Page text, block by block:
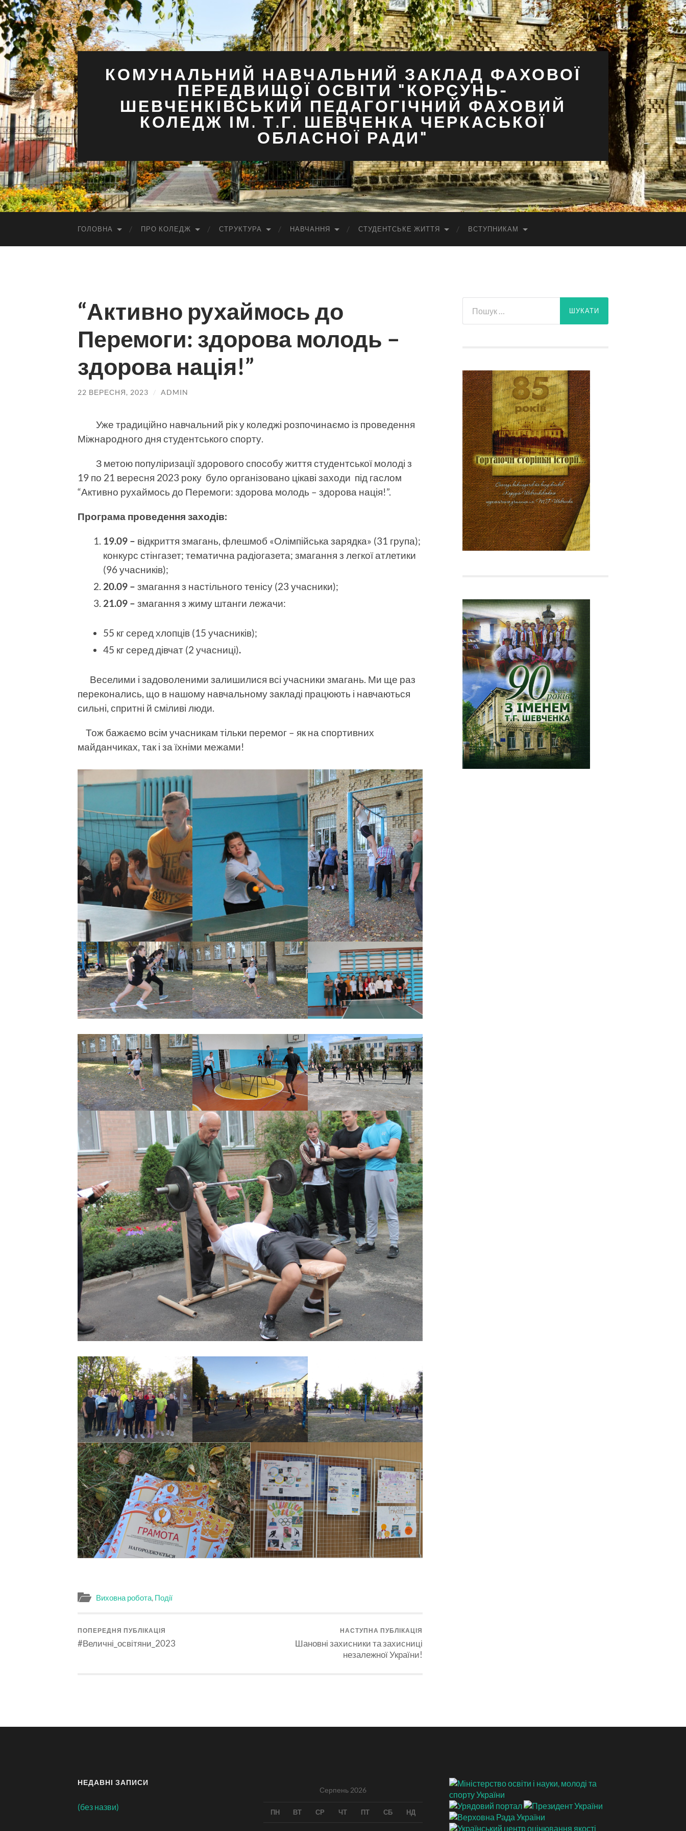
КОМУНАЛЬНИЙ НАВЧАЛЬНИЙ ЗАКЛАД ФАХОВОЇ
ПЕРЕДВИЩОЇ ОСВІТИ "КОРСУНЬ-
ШЕВЧЕНКІВСЬКИЙ ПЕДАГОГІЧНИЙ ФАХОВИЙ
КОЛЕДЖ ІМ. Т.Г. ШЕВЧЕНКА ЧЕРКАСЬКОЇ
ОБЛАСНОЇ РАДИ"
ГОЛОВНА ПРО КОЛЕДЖ СТРУКТУРА НАВЧАННЯ СТУДЕНТСЬКЕ ЖИТТЯ ВСТУПНИКАМ
“Активно рухаймось до
Перемоги: здорова молодь –
здорова нація!”
22 ВЕРЕСНЯ, 2023 / ADMIN
Уже традиційно навчальний рік у коледжі розпочинаємо із проведення
Міжнародного дня студентського спорту.
З метою популіризації здорового способу життя студентської молоді з
19 по 21 вересня 2023 року було організовано цікаві заходи під гаслом
“Активно рухаймось до Перемоги: здорова молодь – здорова нація!”.
Програма проведення заходів:
19.09 – відкриття змагань, флешмоб «Олімпійська зарядка» (31 група);
конкурс стінгазет; тематична радіогазета; змагання з легкої атлетики
(96 учасників);
20.09 – змагання з настільного тенісу (23 учасники);
21.09 – змагання з жиму штанги лежачи:
55 кг серед хлопців (15 учасників);
45 кг серед дівчат (2 учасниці).
Веселими і задоволеними залишилися всі учасники змагань. Ми ще раз
переконались, що в нашому навчальному закладі працюють і навчаються
сильні, спритні й сміливі люди.
Тож бажаємо всім учасникам тільки перемог – як на спортивних
майданчиках, так і за їхніми межами!
Виховна робота, Події
ПОПЕРЕДНЯ ПУБЛІКАЦІЯ
#Величні_освітяни_2023
НАСТУПНА ПУБЛІКАЦІЯ
Шановні захисники та захисниці
незалежної України!
НЕДАВНІ ЗАПИСИ
(без назви)
Серпень 2026
ПН ВТ СР ЧТ ПТ СБ НД